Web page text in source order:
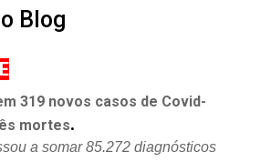
Blog
319 novos casos de Covid-
mortes.
a somar 85.272 diagnósticos